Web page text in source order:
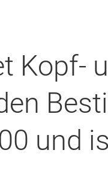
Kopf-
und